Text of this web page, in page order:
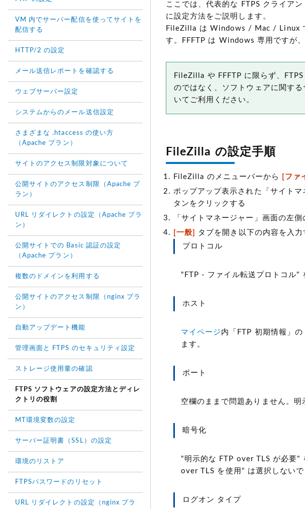
ここでは、代表的な FTPS クライア
に設定方法をご説明します。
FileZilla は Windows / Mac / Linux
す。FFFTP は Windows 専用ですが
FileZilla や FFFTP に限らず、
のではなく、ソフトウェアに関す
いてご利用ください。
FileZilla の設定手順
FileZilla のメニューバーから [ファ
ポップアップ表示された「サイト
タンをクリックする
「サイトマネージャー」画面の左
[一般]
タブを開き以下の内容を入力
プロトコル
"FTP - ファイル転送プロトコル"
ホスト
マイページ 内「FTP 初期情報」
ます。
ポート
空欄のままで問題ありません。
暗号化
"明示的な FTP over TLS が必要"
over TLS を使用" は選択しないで
ログオン タイプ
VM 内でサーバー配信を使ってサイトを
配信する
HTTP/2 の設定
メール送信レポートを確認する
ウェブサーバー設定
システムからのメール送信設定
さまざまな .htaccess の使い方
（Apache プラン）
サイトのアクセス制限対象について
公開サイトのアクセス制限（Apache プ
ラン）
URL リダイレクトの設定（Apache プラ
ン）
公開サイトでの Basic 認証の設定
（Apache プラン）
複数のドメインを利用する
公開サイトのアクセス制限（nginx プラ
ン）
自動アップデート機能
管理画面と FTPS のセキュリティ設定
ストレージ使用量の確認
FTPS ソフトウェアの設定方法とディレ
クトリの役割
MT環境変数の設定
サーバー証明書（SSL）の設定
環境のリストア
FTPSパスワードのリセット
URL リダイレクトの設定（nginx プラ